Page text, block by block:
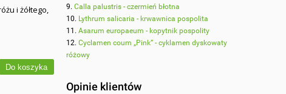
i żółtego,
Do koszyka
Calla palustris - czermień błotna
Lythrum salicaria - krwawnica pospolita
Asarum europaeum - kopytnik pospolity
Cyclamen coum „Pink” - cyklamen dyskowaty
różowy
Opinie klientów